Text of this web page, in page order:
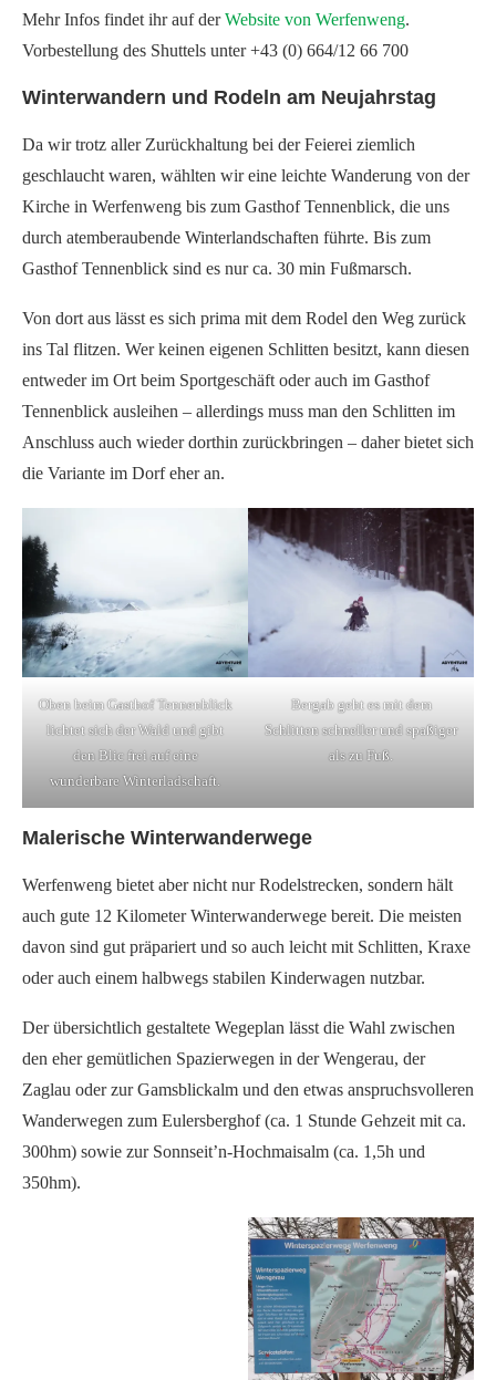
Mehr Infos findet ihr auf derWebsite von Werfenweng.
Vorbestellung des Shuttels unter +43 (0) 664/12 66 700
Winterwandern und Rodeln am Neujahrstag
Da wir trotz aller Zurückhaltung bei der Feierei ziemlich
geschlaucht waren, wählten wir eine leichte Wanderung von der
Kirche in Werfenweng bis zum Gasthof Tennenblick, die uns
durch atemberaubende Winterlandschaften führte. Bis zum
Gasthof Tennenblick sind es nur ca. 30 min Fußmarsch.
Von dort aus lässt es sich prima mit dem Rodel den Weg zurück
ins Tal flitzen. Wer keinen eigenen Schlitten besitzt, kann diesen
entweder im Ort beim Sportgeschäft oder auch im Gasthof
Tennenblick ausleihen – allerdings muss man den Schlitten im
Anschluss auch wieder dorthin zurückbringen – daher bietet sich
die Variante im Dorf eher an.
Oben beim Gasthof Tennenblick
lichtet sich der Wald und gibt
den Blic frei auf eine
wunderbare Winterladschaft.
Bergab geht es mit dem
Schlitten schneller und spaßiger
als zu Fuß.
Malerische Winterwanderwege
Werfenweng bietet aber nicht nur Rodelstrecken, sondern hält
auch gute 12 Kilometer Winterwanderwege bereit. Die meisten
davon sind gut präpariert und so auch leicht mit Schlitten, Kraxe
oder auch einem halbwegs stabilen Kinderwagen nutzbar.
Der übersichtlich gestaltete Wegeplan lässt die Wahl zwischen
den eher gemütlichen Spazierwegen in der Wengerau, der
Zaglau oder zur Gamsblickalm und den etwas anspruchsvolleren
Wanderwegen zum Eulersberghof (ca. 1 Stunde Gehzeit mit ca.
300hm) sowie zur Sonnseit’n-Hochmaisalm (ca. 1,5h und
350hm).